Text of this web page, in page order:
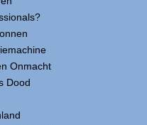
Onmacht
Dood